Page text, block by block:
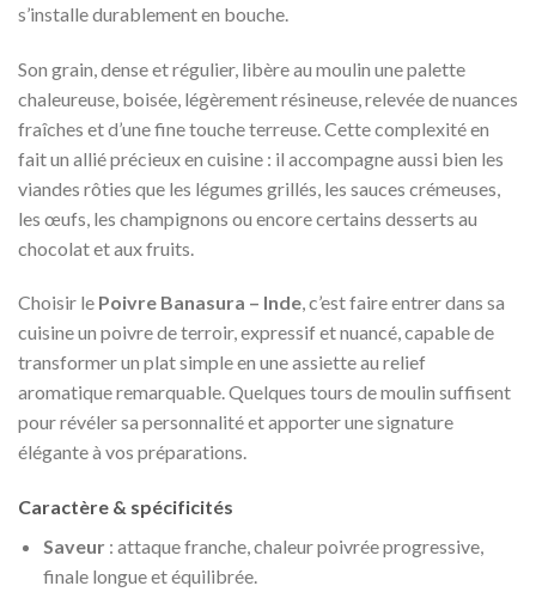
s’installe durablement en bouche.
Son grain, dense et régulier, libère au moulin une palette
chaleureuse, boisée, légèrement résineuse, relevée de nuances
fraîches et d’une fine touche terreuse. Cette complexité en
fait un allié précieux en cuisine : il accompagne aussi bien les
viandes rôties que les légumes grillés, les sauces crémeuses,
les œufs, les champignons ou encore certains desserts au
chocolat et aux fruits.
Choisir le Poivre Banasura – Inde, c’est faire entrer dans sa
cuisine un poivre de terroir, expressif et nuancé, capable de
transformer un plat simple en une assiette au relief
aromatique remarquable. Quelques tours de moulin suffisent
pour révéler sa personnalité et apporter une signature
élégante à vos préparations.
Caractère & spécificités
Saveur: attaque franche, chaleur poivrée progressive,
finale longue et équilibrée.